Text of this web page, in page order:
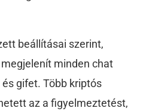
beállításai szerint,
minden chat
gifet. Több kriptós
az a figyelmeztetést,